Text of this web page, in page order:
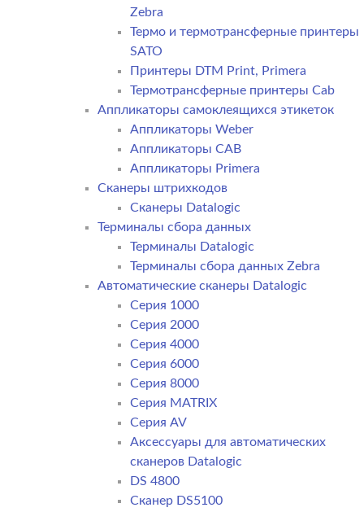
Zebra
Термо и термотрансферные принтеры
SATO
Принтеры DTM Print, Primera
Термотрансферные принтеры Cab
Аппликаторы самоклеящихся этикеток
Аппликаторы Weber
Аппликаторы CAB
Аппликаторы Primera
Сканеры штрихкодов
Сканеры Datalogic
Терминалы сбора данных
Терминалы Datalogic
Терминалы сбора данных Zebra
Автоматические сканеры Datalogic
Серия 1000
Серия 2000
Серия 4000
Серия 6000
Серия 8000
Серия MATRIX
Серия AV
Аксессуары для автоматических
сканеров Datalogic
DS 4800
Сканер DS5100